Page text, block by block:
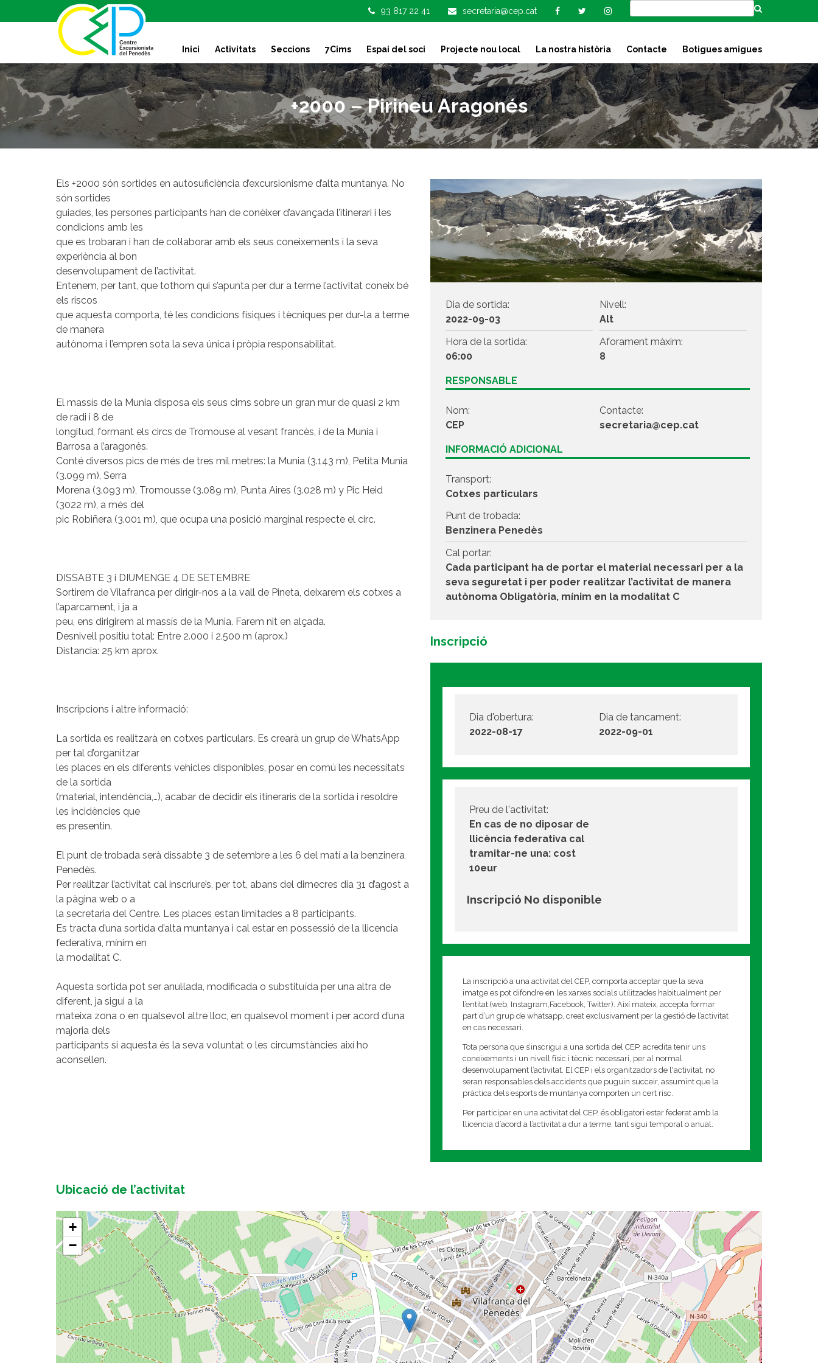
k
t
o
o
n
93 817 22 41 secretaria@cep.cat
Inici Activitats Seccions 7Cims Espai del soci Projecte nou local La nostra història Contacte Botigues amigues
+2000 – Pirineu Aragonés
Els +2000 són sortides en autosuficiència d’excursionisme d’alta muntanya. No
són sortides
guiades, les persones participants han de conèixer d’avançada l’itinerari i les
condicions amb les
que es trobaran i han de col·laborar amb els seus coneixements i la seva
experiència al bon
desenvolupament de l’activitat.
Entenem, per tant, que tothom qui s’apunta per dur a terme l’activitat coneix bé
els riscos
que aquesta comporta, té les condicions físiques i tècniques per dur-la a terme
de manera
autònoma i l’empren sota la seva única i pròpia responsabilitat.
El massís de la Munia disposa els seus cims sobre un gran mur de quasi 2 km
de radi i 8 de
longitud, formant els circs de Tromouse al vesant francès, i de la Munia i
Barrosa a l’aragonès.
Conté diversos pics de més de tres mil metres: la Munia (3.143 m), Petita Munia
(3.099 m), Serra
Morena (3.093 m), Tromousse (3.089 m), Punta Aires (3.028 m) y Pic Heid
(3022 m), a més del
pic Robiñera (3.001 m), que ocupa una posició marginal respecte el circ.
DISSABTE 3 i DIUMENGE 4 DE SETEMBRE
Sortirem de Vilafranca per dirigir-nos a la vall de Pineta, deixarem els cotxes a
l’aparcament, i ja a
peu, ens dirigirem al massís de la Munia. Farem nit en alçada.
Desnivell positiu total: Entre 2.000 i 2.500 m (aprox.)
Distancia: 25 km aprox.
Inscripcions i altre informació:
La sortida es realitzarà en cotxes particulars. Es crearà un grup de WhatsApp
per tal d’organitzar
les places en els diferents vehicles disponibles, posar en comú les necessitats
de la sortida
(material, intendència,…), acabar de decidir els itineraris de la sortida i resoldre
les incidències que
es presentin.
El punt de trobada serà dissabte 3 de setembre a les 6 del matí a la benzinera
Penedès.
Per realitzar l’activitat cal inscriure’s, per tot, abans del dimecres dia 31 d’agost a
la pàgina web o a
la secretaria del Centre. Les places estan limitades a 8 participants.
Es tracta d’una sortida d’alta muntanya i cal estar en possessió de la llicencia
federativa, mínim en
la modalitat C.
Aquesta sortida pot ser anul·lada, modificada o substituïda per una altra de
diferent, ja sigui a la
mateixa zona o en qualsevol altre lloc, en qualsevol moment i per acord d’una
majoria dels
participants si aquesta és la seva voluntat o les circumstàncies així ho
aconsellen.
Dia de sortida:
2022-09-03
Nivell:
Alt
Hora de la sortida:
06:00
Aforament màxim:
8
RESPONSABLE
Nom:
CEP
Contacte:
secretaria@cep.cat
INFORMACIÓ ADICIONAL
Transport:
Cotxes particulars
Punt de trobada:
Benzinera Penedès
Cal portar:
Cada participant ha de portar el material necessari per a la
seva seguretat i per poder realitzar l’activitat de manera
autònoma Obligatòria, mínim en la modalitat C
Inscripció
Dia d'obertura:
2022-08-17
Dia de tancament:
2022-09-01
Preu de l'activitat:
En cas de no diposar de
llicència federativa cal
tramitar-ne una: cost
10eur
Inscripció No disponible
La inscripció a una activitat del CEP, comporta acceptar que la seva
imatge es pot difondre en les xarxes socials utilitzades habitualment per
l’entitat.(web, Instagram,Facebook, Twitter). Així mateix, accepta formar
part d’un grup de whatsapp, creat exclusivament per la gestió de l’activitat
en cas necessari.
Tota persona que s’inscrigui a una sortida del CEP, acredita tenir uns
coneixements i un nivell físic i tècnic necessari, per al normal
desenvolupament l’activitat. El CEP i els organitzadors de l'activitat, no
seran responsables dels accidents que puguin succeir, assumint que la
pràctica dels esports de muntanya comporten un cert risc.
Per participar en una activitat del CEP, és obligatori estar federat amb la
llicencia d’acord a l’activitat a dur a terme, tant sigui temporal o anual.
Ubicació de l’activitat
+
−